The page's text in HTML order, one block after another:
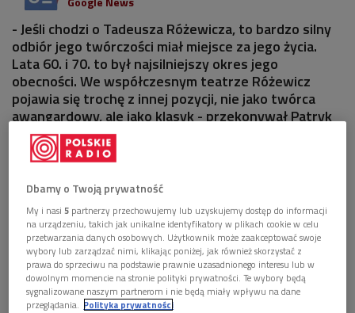
- Jeśli chodzi o Tadeusza Różewicza, to bardzo silny
odbiór jego twórczości miał miejsce za jego życia.
Lata 60. i 70. to był najsilniejszy okres jego
obecności. We współczesnym teatrze Różewicz
pojawia się trochę z innej pozycji, nie jako twórca
awangardowy, ale jako klasyk - przekonywał Patryk
Kencki, adiunkt w Instytucie Sztuki PAN.
Dbamy o Twoją prywatność
My i nasi5 partnerzy przechowujemy lub uzyskujemy dostęp do informacji
na urządzeniu, takich jak unikalne identyfikatory w plikach cookie w celu
przetwarzania danych osobowych. Użytkownik może zaakceptować swoje
wybory lub zarządzać nimi, klikając poniżej, jak również skorzystać z
prawa do sprzeciwu na podstawie prawnie uzasadnionego interesu lub w
dowolnym momencie na stronie polityki prywatności. Te wybory będą
sygnalizowane naszym partnerom i nie będą miały wpływu na dane
przeglądania. Polityka prywatności